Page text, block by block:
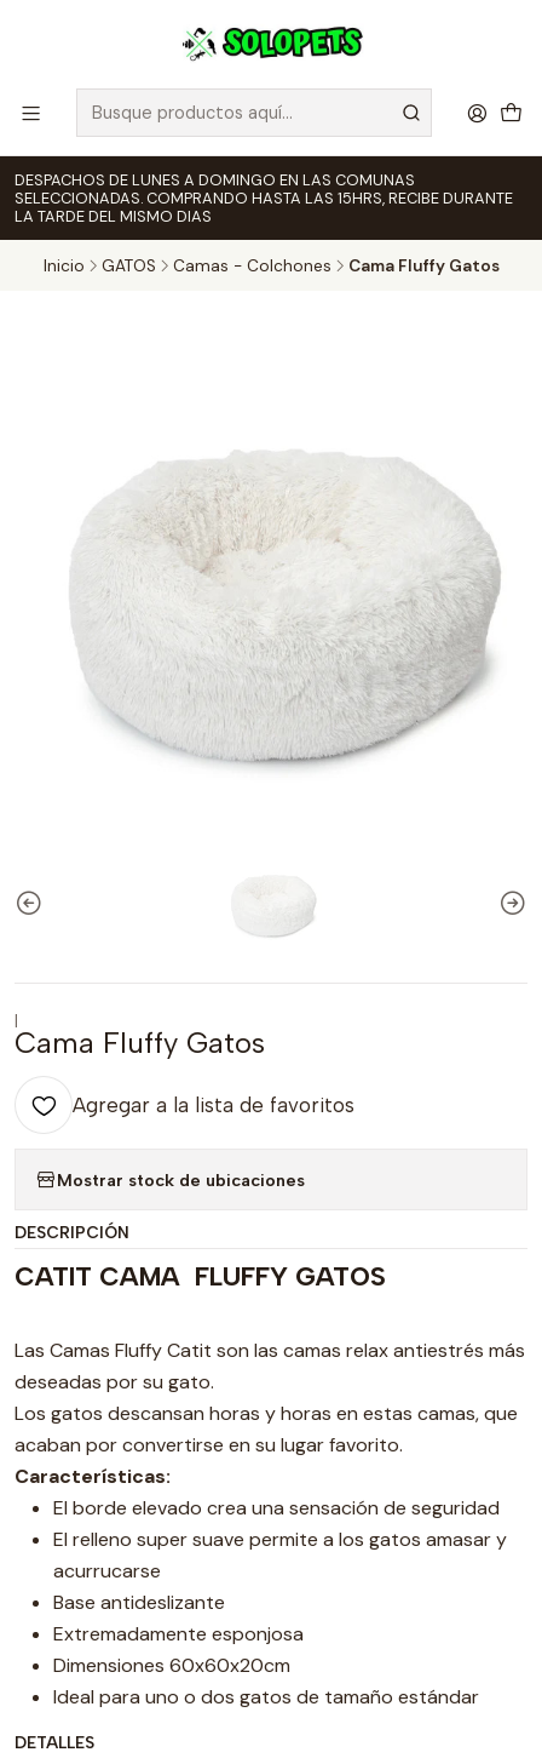
DESPACHOS DE LUNES A DOMINGO EN LAS COMUNAS
SELECCIONADAS. COMPRANDO HASTA LAS 15HRS, RECIBE DURANTE
LA TARDE DEL MISMO DIAS
Inicio GATOS Camas - Colchones Cama Fluffy Gatos
|
Cama Fluffy Gatos
Agregar a la lista de favoritos
Mostrar stock de ubicaciones
DESCRIPCIÓN
CATIT CAMA FLUFFY GATOS
Las Camas Fluffy Catit son las camas relax antiestrés más
deseadas por su gato.
Los gatos descansan horas y horas en estas camas, que
acaban por convertirse en su lugar favorito.
Características:
El borde elevado crea una sensación de seguridad
El relleno super suave permite a los gatos amasar y
acurrucarse
Base antideslizante
Extremadamente esponjosa
Dimensiones 60x60x20cm
Ideal para uno o dos gatos de tamaño estándar
DETALLES